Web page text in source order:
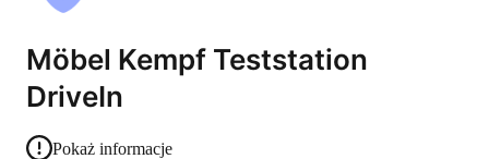
Möbel Kempf Teststation
DriveIn
Pokaż informacje